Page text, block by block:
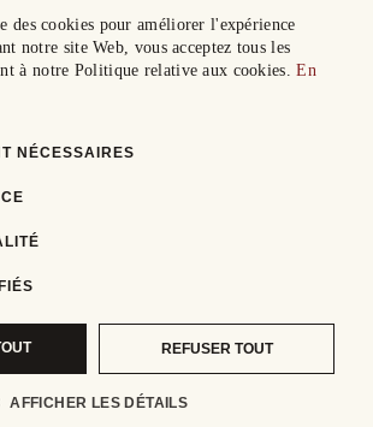
des cookies pour améliorer l'expérience
notre site Web, vous acceptez tous les
à notre Politique relative aux cookies.En
NÉCESSAIRES
REFUSER TOUT
AFFICHER LES DÉTAILS